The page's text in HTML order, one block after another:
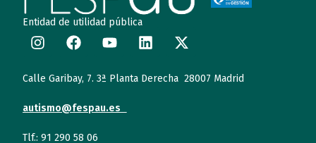
Entidad de utilidad pública
Calle Garibay, 7. 3ª Planta Derecha 28007 Madrid
autismo@fespau.es
Tlf.: 91 290 58 06